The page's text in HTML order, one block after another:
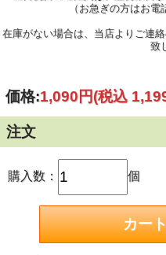
（お急ぎの方はお電
在庫がない場合は、当店よりご連
致
価格:1,090円(税込
注文
購入数： 個